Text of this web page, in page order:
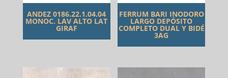
ANDEZ 0186.22.1.04.04
MONOC. LAV ALTO LAT
GIRAF
FERRUM BARI INODORO
LARGO DEPÓSITO
COMPLETO DUAL Y BIDÉ
3AG